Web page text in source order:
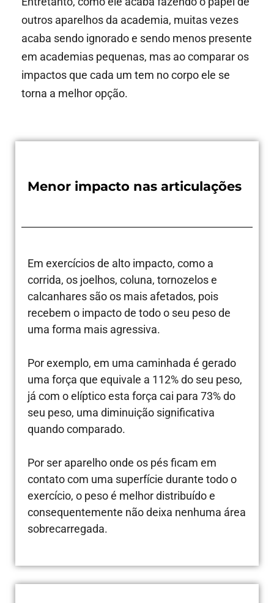
outros aparelhos da academia, muitas vezes
acaba sendo ignorado e sendo menos presente
em academias pequenas, mas ao comparar os
impactos que cada um tem no corpo ele se
torna a melhor opção.
Menor impacto nas articulações
Em exercícios de alto impacto, como a
corrida, os joelhos, coluna, tornozelos e
calcanhares são os mais afetados, pois
recebem o impacto de todo o seu peso de
uma forma mais agressiva.
Por exemplo, em uma caminhada é gerado
uma força que equivale a 112% do seu peso,
já com o elíptico esta força cai para 73% do
seu peso, uma diminuição significativa
quando comparado.
Por ser aparelho onde os pés ficam em
contato com uma superfície durante todo o
exercício, o peso é melhor distribuído e
consequentemente não deixa nenhuma área
sobrecarregada.